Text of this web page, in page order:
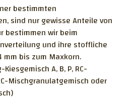
bestimmten
sind nur gewisse Anteile von
bestimmen wir beim
und ihre stoffliche
bis zum Maxkorn.
A, B, P, RC-
Mischgranulatgemisch oder